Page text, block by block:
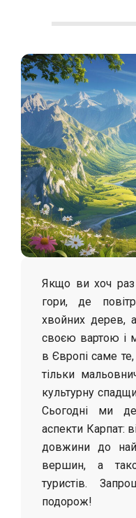
о
л
о
х
а
Якщо ви хоч раз
гори, де
хвойних дерев,
своєю вартою і
в Європі саме
тільки
культурну
Сьогодні ми
аспекти Карпат:
довжини до
вершин, а
туристів.
подорож!